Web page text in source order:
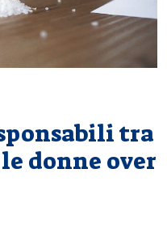
tra
donne over